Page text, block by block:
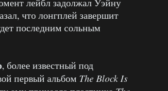
лейбл задолжал Уэйну
что лонгплей завершит
последним сольным
, более известный под
первый альбом The Block Is